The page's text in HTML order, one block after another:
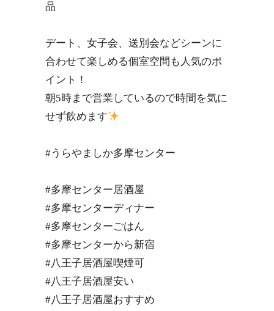
品
デート、女子会、送別会などシーンに
合わせて楽しめる個室空間も人気のポ
イント！
朝5時まで営業しているので時間を気に
せず飲めます
#うらやましか多摩センター
#多摩センター居酒屋
#多摩センターディナー
#多摩センターごはん
#多摩センターから新宿
#八王子居酒屋喫煙可
#八王子居酒屋安い
#八王子居酒屋おすすめ